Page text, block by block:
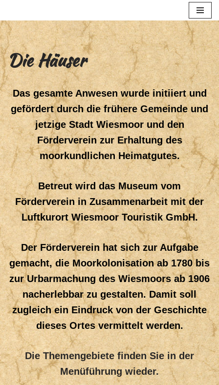
Zum
Inhalt
springen
Die Häuser
Das gesamte Anwesen wurde initiiert und
gefördert durch die frühere Gemeinde und
jetzige Stadt Wiesmoor und den
Förderverein zur Erhaltung des
moorkundlichen Heimatgutes.
Betreut wird das Museum vom
Förderverein in Zusammenarbeit mit der
Luftkurort Wiesmoor Touristik GmbH.
Der Förderverein hat sich zur Aufgabe
gemacht, die Moorkolonisation ab 1780 bis
zur Urbarmachung des Wiesmoors ab 1906
nacherlebbar zu gestalten. Damit soll
zugleich ein Eindruck von der Geschichte
dieses Ortes vermittelt werden.
Die Themengebiete finden Sie in der
Menüführung wieder.